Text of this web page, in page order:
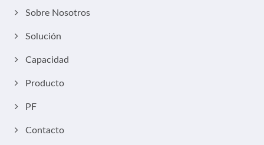
Sobre Nosotros
Solución
Capacidad
Producto
PF
Contacto